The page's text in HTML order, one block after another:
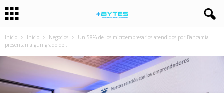
Inicio Inicio Negocios
Un 58% de los microempresarios atendidos por Bancamía
presentan algún grado de...